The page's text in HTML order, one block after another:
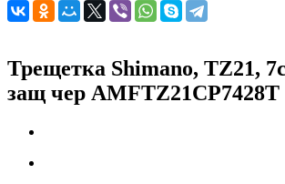
Трещетка Shimano, TZ21,
защ чер AMFTZ21CP7428T